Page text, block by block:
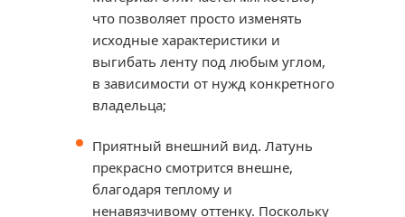
что позволяет просто изменять
исходные характеристики и
выгибать ленту под любым углом,
в зависимости от нужд конкретного
владельца;
Приятный внешний вид. Латунь
прекрасно смотрится внешне,
благодаря теплому и
ненавязчивому оттенку. Поскольку